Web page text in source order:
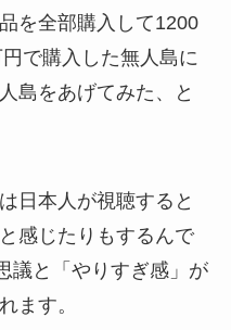
を全部購入して1200
で購入した無人島に
島をあげてみた、と
日本人が視聴すると
感じたりもするんで
議と「やりすぎ感」が
ます。